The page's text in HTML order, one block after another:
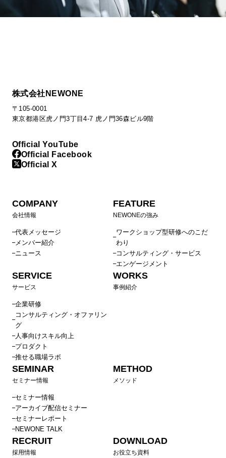
株式会社NEWONE
〒105-0001
東京都港区虎ノ門3丁目4-7 虎ノ門36森ビル9階
Official YouTube
Official Facebook
Official X
COMPANY
会社情報
代表メッセージ
メンバー紹介
ニュース
FEATURE
NEWONEの強み
ワークショップ型研修へのこだ
わり
コンサルティング・サービス
エンゲージメント
SERVICE
サービス
企業研修
コンサルティング・オファリン
グ
人事向けスキル向上
プロダクト
推せる職場ラボ
WORKS
事例紹介
SEMINAR
セミナー情報
セミナー情報
アーカイブ配信セミナー
セミナーレポート
NEWONE TALK
METHOD
メソッド
RECRUIT
採用情報
DOWNLOAD
お役立ち資料